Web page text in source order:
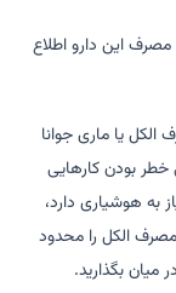
این دارو اطلاع
یا ماری جوانا
خطر بودن کارهایی
به هوشیاری دارد،
مصرف الکل را محدود
میان بگذارید.